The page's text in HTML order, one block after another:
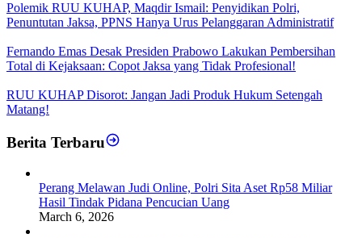
Polemik RUU KUHAP, Maqdir Ismail: Penyidikan Polri,
Penuntutan Jaksa, PPNS Hanya Urus Pelanggaran Administratif
Fernando Emas Desak Presiden Prabowo Lakukan Pembersihan
Total di Kejaksaan: Copot Jaksa yang Tidak Profesional!
RUU KUHAP Disorot: Jangan Jadi Produk Hukum Setengah
Matang!
Berita Terbaru
Perang Melawan Judi Online, Polri Sita Aset Rp58 Miliar
Hasil Tindak Pidana Pencucian Uang
March 6, 2026